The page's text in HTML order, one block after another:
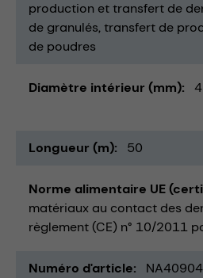
production et transfert de
de granulés transfert de
de poudres
Diamètre intérieur (mm)
Longueur (m) 50
Norme alimentaire UE
matériaux au contact des
règlement (CE) n° 10/2011
Numéro d'article